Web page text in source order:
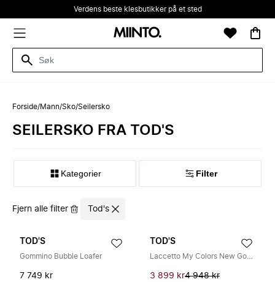
Verdens beste klesbutikker på et sted
Forside/Mann/Sko/Seilersko
SEILERSKO FRA TOD'S
Kategorier Filter
Fjern alle filter Tod's
TOD'S
Gommino Bubble Loafer
7 749 kr
TOD'S
Laccetto My Colors New Gommini 122
3 899 kr4 948 kr